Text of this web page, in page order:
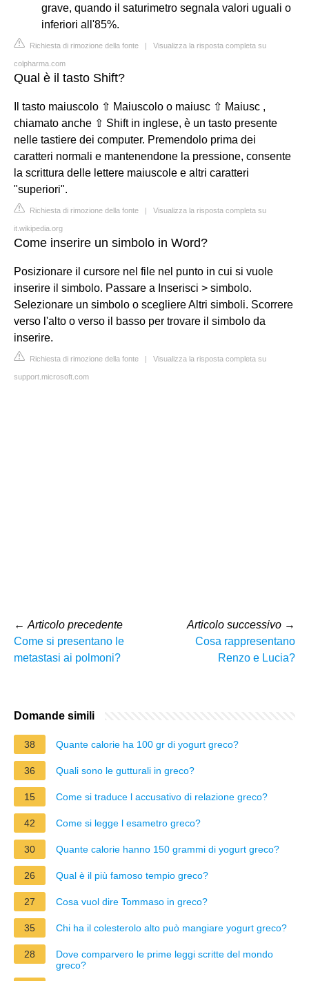
grave, quando il saturimetro segnala valori uguali o
inferiori all'85%.
Richiesta di rimozione della fonte | Visualizza la risposta completa su
colpharma.com
Qual è il tasto Shift?
Il tasto maiuscolo ⇧ Maiuscolo o maiusc ⇧ Maiusc ,
chiamato anche ⇧ Shift in inglese, è un tasto presente
nelle tastiere dei computer. Premendolo prima dei
caratteri normali e mantenendone la pressione, consente
la scrittura delle lettere maiuscole e altri caratteri
"superiori".
Richiesta di rimozione della fonte | Visualizza la risposta completa su
it.wikipedia.org
Come inserire un simbolo in Word?
Posizionare il cursore nel file nel punto in cui si vuole
inserire il simbolo. Passare a Inserisci > simbolo.
Selezionare un simbolo o scegliere Altri simboli. Scorrere
verso l'alto o verso il basso per trovare il simbolo da
inserire.
Richiesta di rimozione della fonte | Visualizza la risposta completa su
support.microsoft.com
← Articolo precedente
Come si presentano le
metastasi ai polmoni?
Articolo successivo →
Cosa rappresentano
Renzo e Lucia?
Domande simili
38 Quante calorie ha 100 gr di yogurt greco?
36 Quali sono le gutturali in greco?
15 Come si traduce l accusativo di relazione greco?
42 Come si legge l esametro greco?
30 Quante calorie hanno 150 grammi di yogurt greco?
26 Qual è il più famoso tempio greco?
27 Cosa vuol dire Tommaso in greco?
35 Chi ha il colesterolo alto può mangiare yogurt greco?
28
Dove comparvero le prime leggi scritte del mondo
greco?